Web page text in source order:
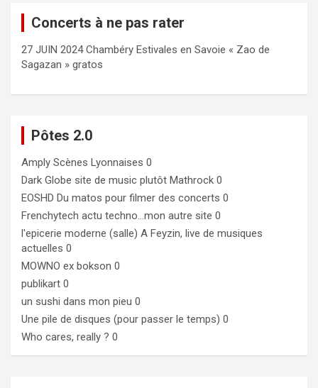
Concerts à ne pas rater
27 JUIN 2024 Chambéry Estivales en Savoie « Zao de
Sagazan » gratos
Pôtes 2.0
Amply Scènes Lyonnaises 0
Dark Globe site de music plutôt Mathrock 0
EOSHD Du matos pour filmer des concerts 0
Frenchytech actu techno…mon autre site 0
l'epicerie moderne (salle) A Feyzin, live de musiques
actuelles 0
MOWNO ex bokson 0
publikart 0
un sushi dans mon pieu 0
Une pile de disques (pour passer le temps) 0
Who cares, really ? 0